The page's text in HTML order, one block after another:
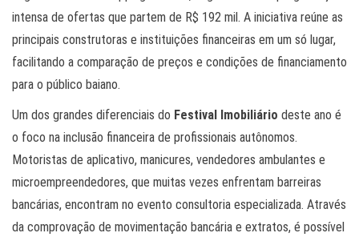
intensa de ofertas que partem de R$ 192 mil. A iniciativa reúne as
principais construtoras e instituições financeiras em um só lugar,
facilitando a comparação de preços e condições de financiamento
para o público baiano.
Um dos grandes diferenciais do Festival Imobiliário deste ano é
o foco na inclusão financeira de profissionais autônomos.
Motoristas de aplicativo, manicures, vendedores ambulantes e
microempreendedores, que muitas vezes enfrentam barreiras
bancárias, encontram no evento consultoria especializada. Através
da comprovação de movimentação bancária e extratos, é possível